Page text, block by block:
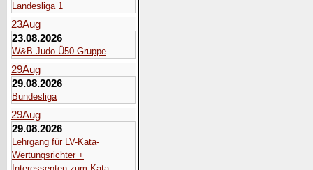
Landesliga 1
23Aug
23.08.2026
W&B Judo Ü50 Gruppe
29Aug
29.08.2026
Bundesliga
29Aug
29.08.2026
Lehrgang für LV-Kata-
Wertungsrichter +